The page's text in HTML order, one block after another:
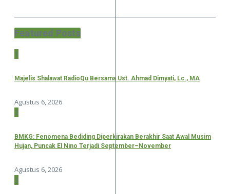
Featured Posts
1
Majelis Shalawat RadioQu Bersama Ust. Ahmad Dimyati, Lc., MA
Agustus 6, 2026
2
BMKG: Fenomena Bediding Diperkirakan Berakhir Saat Awal Musim
Hujan, Puncak El Nino Terjadi September–November
Agustus 6, 2026
3